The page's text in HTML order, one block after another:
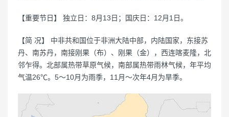
【重要节日】 独立日：8月13日；国庆日：12月1日。
【简 况】 中非共和国位于非洲大陆中部，内陆国家，东接苏
丹、南苏丹，南接刚果（布）、刚果（金），西连喀麦隆，北
邻乍得。北部属热带草原气候，南部属热带雨林气候，年平均
气温26℃。5～10月为雨季，11月～次年4月为旱季。